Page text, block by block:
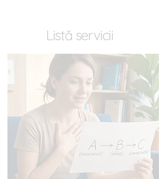
Listă servicii